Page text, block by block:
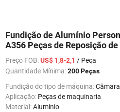
Fundição de Alumínio
A356 Peças de Reposição
Preço FOB:US$ 1,8-2,1 / Peça
Quantidade Mínima:200 Peças
Fundição do tipo de máquina:Câmara
Aplicação: Peças de maquinaria
Material:Alumínio